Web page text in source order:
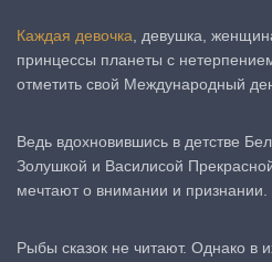
Каждая девочка , девушка,
принцессы планеты с
отметить свой Международный
Ведь вдохновившись в детстве
Золушкой и Василисой
мечтают о внимании и признании.
Рыбы сказок не читают. Однако в